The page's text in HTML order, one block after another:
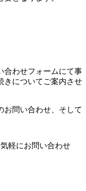
合わせフォームにて事
きについてご案内させ
お問い合わせ、そして
軽にお問い合わせ